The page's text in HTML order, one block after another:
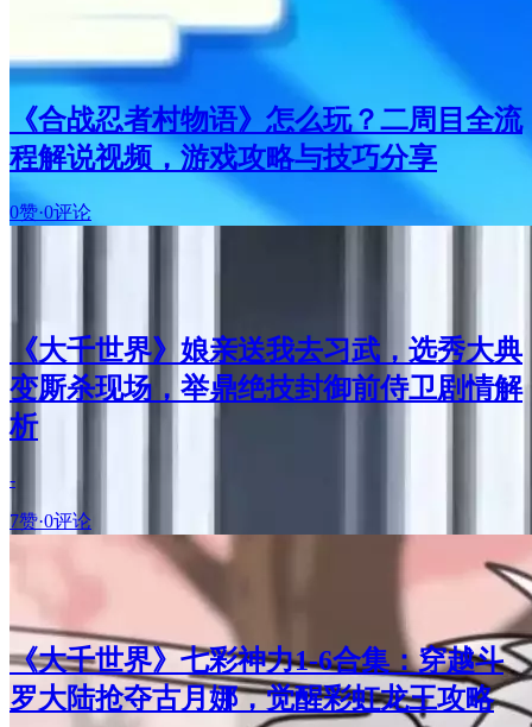
《合战忍者村物语》怎么玩？二周目全流
程解说视频，游戏攻略与技巧分享
0赞·0评论
《大千世界》娘亲送我去习武，选秀大典
变厮杀现场，举鼎绝技封御前侍卫剧情解
析
-
7赞·0评论
《大千世界》七彩神力1-6合集：穿越斗
罗大陆抢夺古月娜，觉醒彩虹龙王攻略